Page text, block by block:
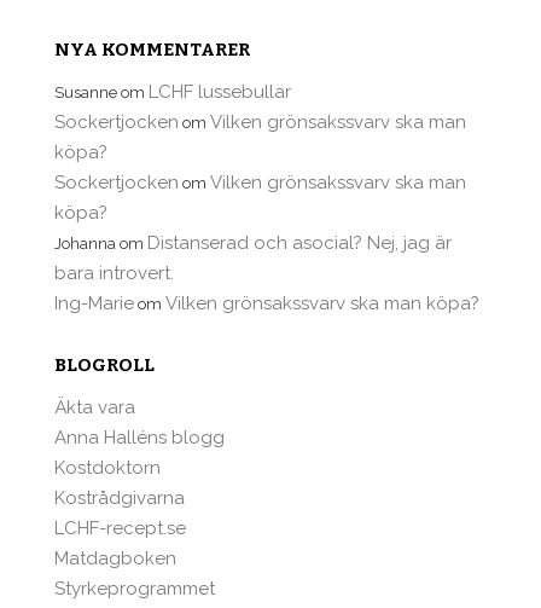
NYA KOMMENTARER
Susanne om LCHF lussebullar
Sockertjocken om Vilken grönsakssvarv ska man
köpa?
Sockertjocken om Vilken grönsakssvarv ska man
köpa?
Johanna om Distanserad och asocial? Nej, jag är
bara introvert.
Ing-Marie om Vilken grönsakssvarv ska man köpa?
BLOGROLL
Äkta vara
Anna Halléns blogg
Kostdoktorn
Kostrådgivarna
LCHF-recept.se
Matdagboken
Styrkeprogrammet